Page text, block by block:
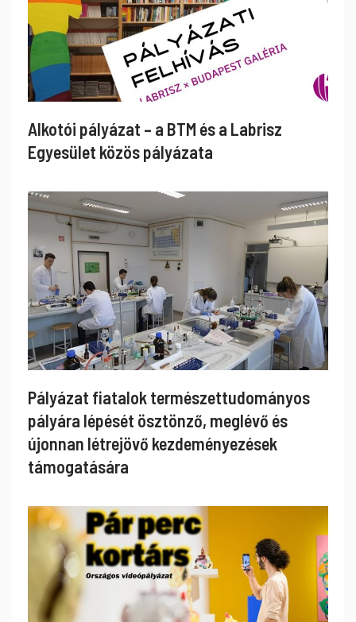
Alkotói pályázat – a BTM és a Labrisz
Egyesület közös pályázata
Pályázat fiatalok természettudományos
pályára lépését ösztönző, meglévő és
újonnan létrejövő kezdeményezések
támogatására